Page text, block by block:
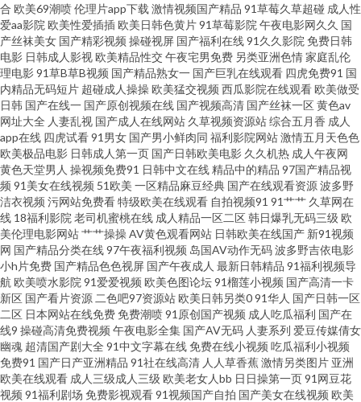
航大全 不卡的欧美 性爱欧美日韩四区 91口爆 久久撸免费 伊人狠狠极品综合
www色逼 午夜视频福利社 91九色露脸在线观看 超碰在线免费主播 久久六热
精品乱子伦一区二区三区毛 天堂激情 99狠狠操综合网 综合色影院 97导航 高
清在线观看av 精品久久高潮 三级色情网站 AV在线男人网 伊人成年网 蜜臀五
月花 欧美午夜片 人妻操AV av性爱导航网 日韩在线黄色网 国产丰满老熟女厨
房乱 国产成人综合久久 成人国产亚洲 午夜成人精品 国产wwwww www欧美
91 青春草免国产线观 久久论理网 日本色清片网站 加勒比av无码破解 午夜福
利网HD 97咨询站 综合国产中文字幕区 国产区一页精品区 91工作室 亚洲天堂
色2019 av天堂全黄 国产一页 国产九九精品在线 色情黄片网站 www.91.cn免
费在线观看 草莓视频18在线 人妻丝袜无码中出 黄色网址在线免费观看 狼人
合 欧美69潮喷伦理片app下载 激情视频国产精品 91草莓久草超碰 成人性
爱aa影院 欧美性爱插插欧美日韩色黄片91草莓影院 午夜电影网久久 国
产丝袜美女 国产精彩视频 操碰视屏 国产福利在线91久久影院 免费日韩
电影 日韩成人影视欧美精品性交午夜宅男免费 另类亚洲色情家庭乱伦
理电影91草B草B视频 国产精品熟女一 国产巨乳在线观看 四虎免费91 国
内精品无码短片 超碰成人操操欧美猛交视频 西瓜影院在线观看欧美做受
日韩 国产在线一 国产原创视频在线 国产视频高清 国产丝袜一区黄色av
网址大全 人妻乱视 国产成人在线网站 久草视频资源站综合五月香 成人
app在线 四虎试看91男女 国产男小鲜肉同 福利影院网站激情五月天色色
欧美极品电影 日韩成人第一页 国产日韩欧美电影 久久机热 成人午夜网
黄色天堂男人 操视频免费91 日韩中文在线精品中的精品 97国产精品视
频 91美女在线视频 51欧美 一区精品麻豆经典 国产在线观看资源波多野
洁衣视频 污网站免费看特级欧美在线观看 自拍视频91 91艹艹 久草网在
线 18福利影院 老司机蜜桃在线 成人精品一区二区韩日爆乳无码三级 欧
美伦理电影网站艹艹操操AV黄色观看网站 日韩欧美在线国产 新91视频
网 国产精品分类在线97午夜福利视频 岛国AV动作无码波多野吉依电影
小h片免费 国产精品色色视屏 国产午夜成人 最新日韩精品 91福利视频导
航 欧美喷水影院 91爱爱视频 欧美色图论坛91榴莲小视频 国产高清一卡
新区 国产看片资源 二色吧97资源站欧美日韩另类091华人 国产日韩一区
二区 日本网站在线免费免费潮喷91原创国产视频 成人吃瓜福利 国产在
线9 操碰高清免费视频 午夜电影全集 国产AV无码 人妻系列 爱豆传媒倩女
幽魂 超清国产剧大全 91中文字幕在线免费在线小视频 吃瓜福利小视频
免费91 国产日产亚洲精品 91社在线高清 人人草香蕉激情另类图片 亚洲
欧美在线观看 成人三级成人三级 欧美老女人bb 日日操第一页91网豆花
视频 91福利剧场 免费影视观看91视频国产自拍 国产美女在线视频 欧美